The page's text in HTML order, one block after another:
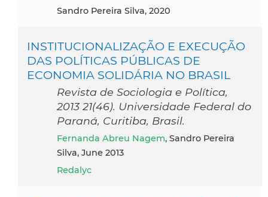
Sandro Pereira Silva, 2020
INSTITUCIONALIZAÇÃO E EXECUÇÃO
DAS POLÍTICAS PÚBLICAS DE
ECONOMIA SOLIDÁRIA NO BRASIL
Revista de Sociologia e Política,
2013 21(46). Universidade Federal do
Paraná, Curitiba, Brasil.
Fernanda Abreu Nagem, Sandro Pereira
Silva, June 2013
Redalyc